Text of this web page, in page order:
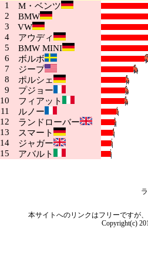
1
M・ベンツ
2 BMW
3 VW
4 アウディ
5 BMW MINI
6 ボルボ
7 ジープ
8 ポルシェ
9 プジョー
10 フィアット
11
ルノー
12 ランドローバー
13 スマート
14 ジャガー
15 アバルト
本サイトへのリンクはフリーですが
Copyright(c)